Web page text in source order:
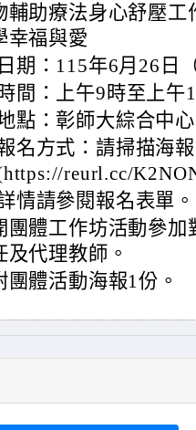
輔助療法身心舒壓
幸福與愛
日期：115年6月26日
時間：上午9時至上午
點：彰師大綜合中
名方式：請掃描海
reurl.cc/
情請參閱報名表單。
團體工作坊活動參
及代理教師。
團體活動海報1份。